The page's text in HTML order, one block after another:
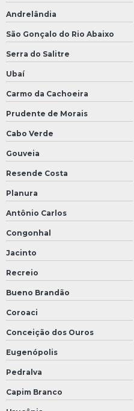
Andrelândia
São Gonçalo do Rio Abaixo
Serra do Salitre
Ubaí
Carmo da Cachoeira
Prudente de Morais
Cabo Verde
Gouveia
Resende Costa
Planura
Antônio Carlos
Congonhal
Jacinto
Recreio
Bueno Brandão
Coroaci
Conceição dos Ouros
Eugenópolis
Pedralva
Capim Branco